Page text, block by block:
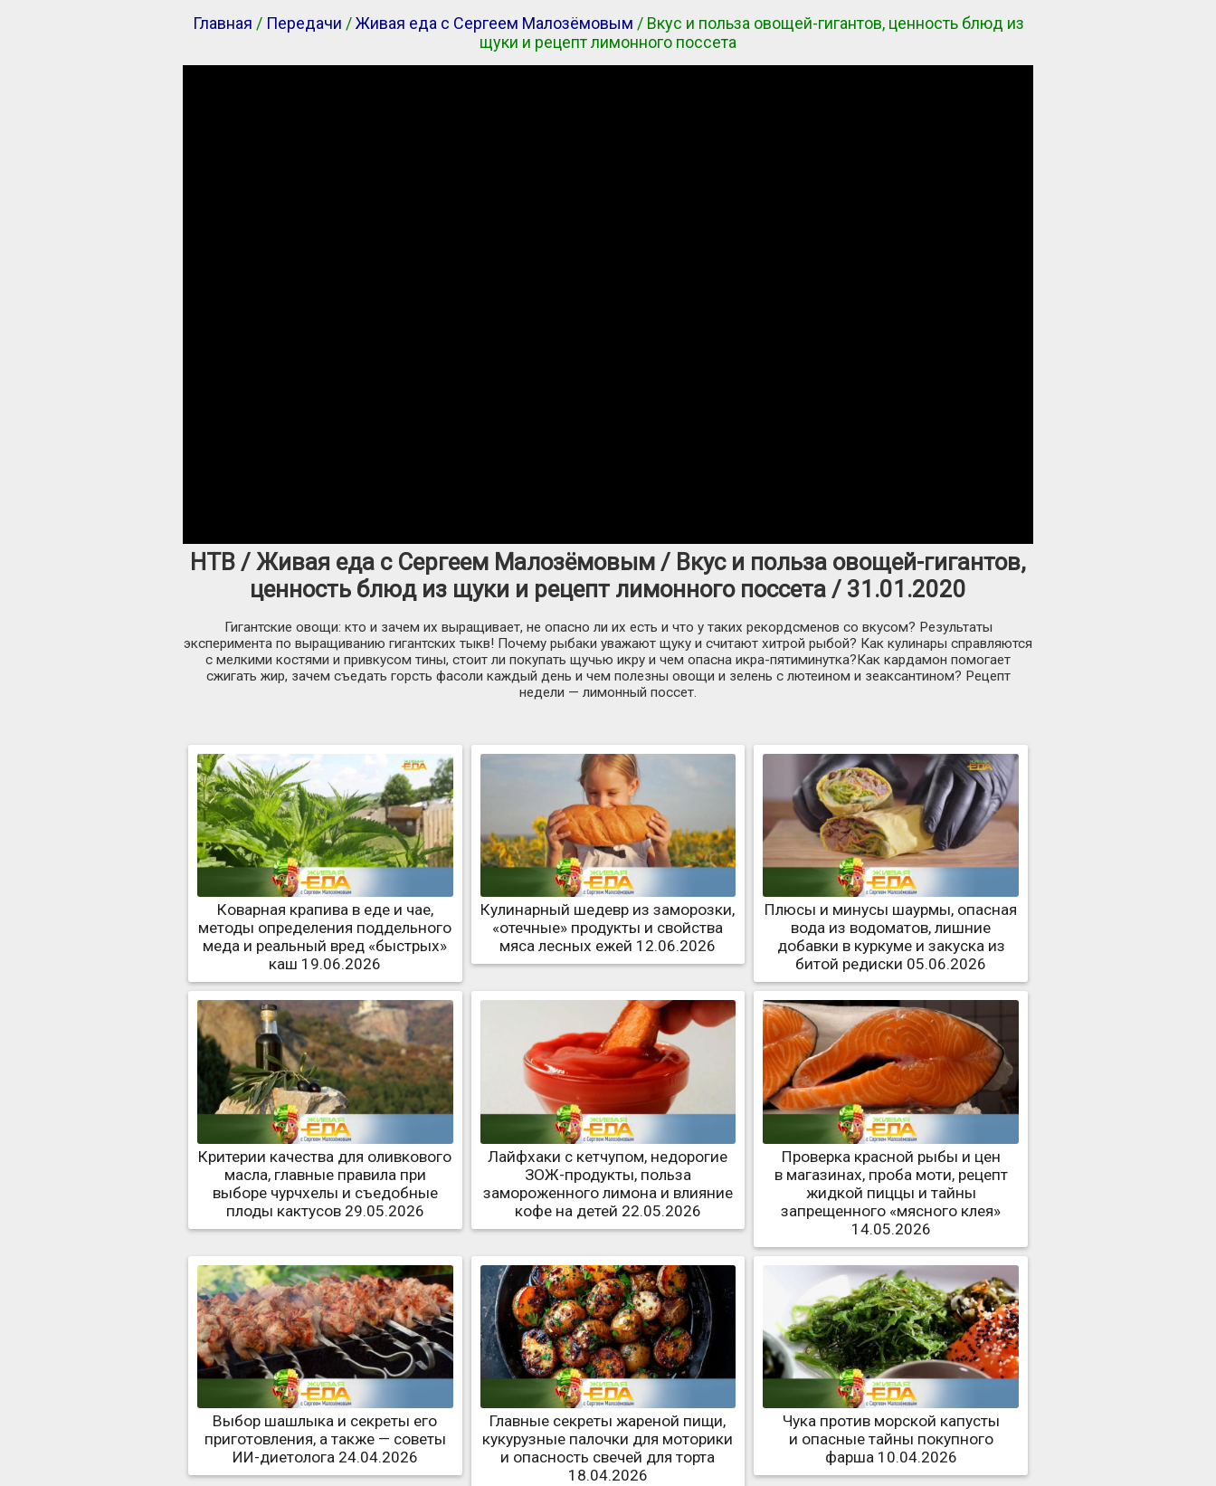
Главная / Передачи /Живая еда с Сергеем Малозёмовым / Вкус и польза овощей-гигантов, ценность блюд из
щуки и рецепт лимонного поссета
НТВ / Живая еда с Сергеем Малозёмовым / Вкус и польза овощей-гигантов,
ценность блюд из щуки и рецепт лимонного поссета / 31.01.2020
Гигантские овощи: кто и зачем их выращивает, не опасно ли их есть и что у таких рекордсменов со вкусом? Результаты
эксперимента по выращиванию гигантских тыкв! Почему рыбаки уважают щуку и считают хитрой рыбой? Как кулинары справляются
с мелкими костями и привкусом тины, стоит ли покупать щучью икру и чем опасна икра-пятиминутка?Как кардамон помогает
сжигать жир, зачем съедать горсть фасоли каждый день и чем полезны овощи и зелень с лютеином и зеаксантином? Рецепт
недели — лимонный поссет.
Коварная крапива в еде и чае,
методы определения поддельного
меда и реальный вред «быстрых»
каш 19.06.2026
Кулинарный шедевр из заморозки,
«отечные» продукты и свойства
мяса лесных ежей 12.06.2026
Плюсы и минусы шаурмы, опасная
вода из водоматов, лишние
добавки в куркуме и закуска из
битой редиски 05.06.2026
Критерии качества для оливкового
масла, главные правила при
выборе чурчхелы и съедобные
плоды кактусов 29.05.2026
Лайфхаки с кетчупом, недорогие
ЗОЖ-продукты, польза
замороженного лимона и влияние
кофе на детей 22.05.2026
Проверка красной рыбы и цен
в магазинах, проба моти, рецепт
жидкой пиццы и тайны
запрещенного «мясного клея»
14.05.2026
Выбор шашлыка и секреты его
приготовления, а также — советы
ИИ-диетолога 24.04.2026
Главные секреты жареной пищи,
кукурузные палочки для моторики
и опасность свечей для торта
18.04.2026
Чука против морской капусты
и опасные тайны покупного
фарша 10.04.2026